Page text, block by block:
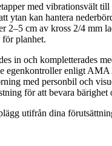
med vibrationsvält
kan hantera
2–5 cm av kross 2/4 mm
för planhet.
in och kompletterades
enligt
med personbil och
för att bevara bärighet
utifrån dina